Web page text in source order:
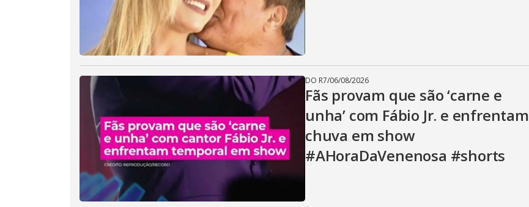
DO R7/06/08/2026
Fãs provam que são ‘carne e
unha’ com Fábio Jr. e enfrentam
chuva em show
#AHoraDaVenenosa #shorts